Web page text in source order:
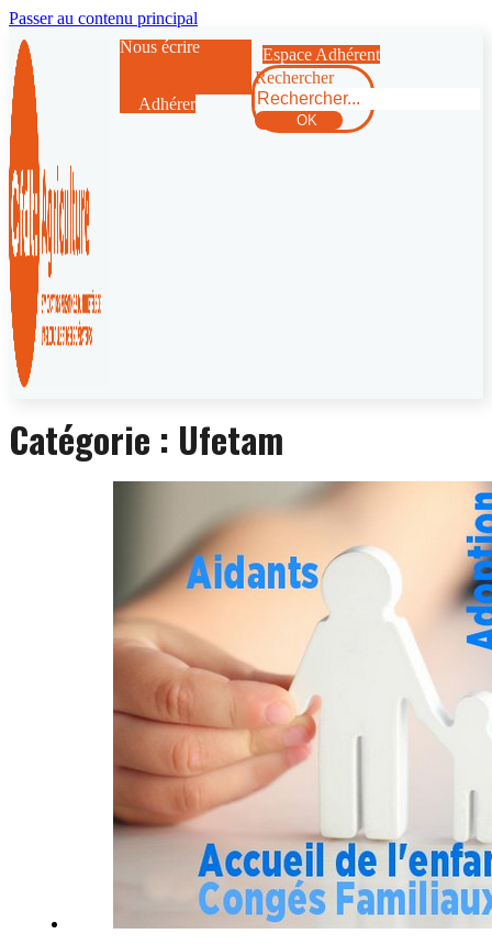
Passer au contenu principal
Nous écrire
Adhérer
Espace Adhérent
Rechercher
OK
Catégorie : Ufetam